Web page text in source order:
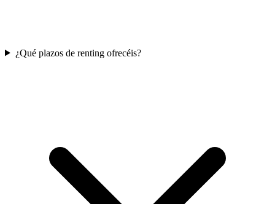
¿Qué plazos de renting ofrecéis?